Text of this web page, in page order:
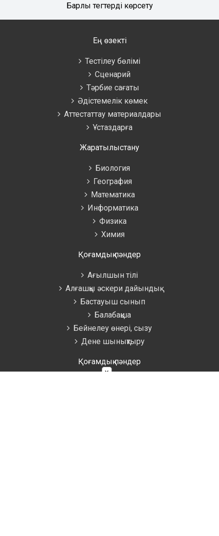
Барлық тегтерді көрсету
Ең өзекті
Тестілеу бөлімі
Сценарий
Тәрбие сағаты
Әдістемелік көмек
Аттестаттау материалдары
Ұстаздарға
Жаратылыстану
Биология
География
Математика
Информатика
Физика
Химия
Қоғамдық пәндер
Ағылшын тілі
Алғашқы әскери дайындық
Бастауыш сынып
Балабақша
Бейнелеу өнері, сызу
Дене шынықтыру
Қоғамдық пәндер
×